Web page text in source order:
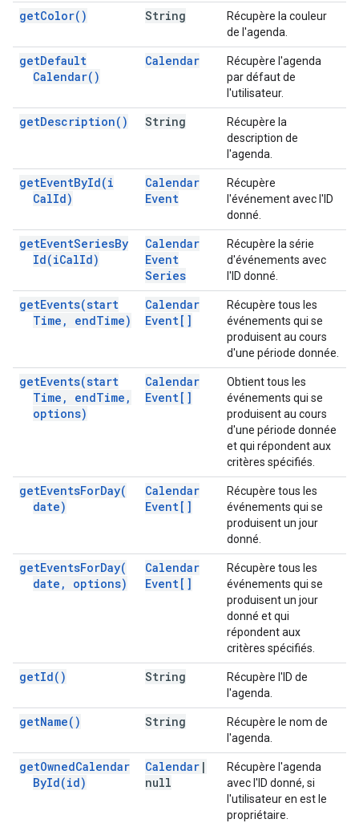
getColor( ) String
Récupère la couleur
de l'agenda.
getDefault
Calendar( )
Calendar
Récupère l'agenda
par défaut de
l'utilisateur.
getDescription( ) String
Récupère la
description de
l'agenda.
getEventById(i
CalId)
Calendar
Event
Récupère
l'événement avec l'ID
donné.
getEventSeriesBy
Id(iCalId)
Calendar
Event
Series
Récupère la série
d'événements avec
l'ID donné.
getEvents(start
Time , endTime)
Calendar
Event[]
Récupère tous les
événements qui se
produisent au cours
d'une période donnée.
getEvents(start
Time , endTime ,
options)
Calendar
Event[]
Obtient tous les
événements qui se
produisent au cours
d'une période donnée
et qui répondent aux
critères spécifiés.
getEventsForDay(
date)
Calendar
Event[]
Récupère tous les
événements qui se
produisent un jour
donné.
getEventsForDay(
date , options)
Calendar
Event[]
Récupère tous les
événements qui se
produisent un jour
donné et qui
répondent aux
critères spécifiés.
getId( ) String
Récupère l'ID de
l'agenda.
getName( ) String
Récupère le nom de
l'agenda.
getOwnedCalendar
ById(id)
Calendar |
null
Récupère l'agenda
avec l'ID donné, si
l'utilisateur en est le
propriétaire.